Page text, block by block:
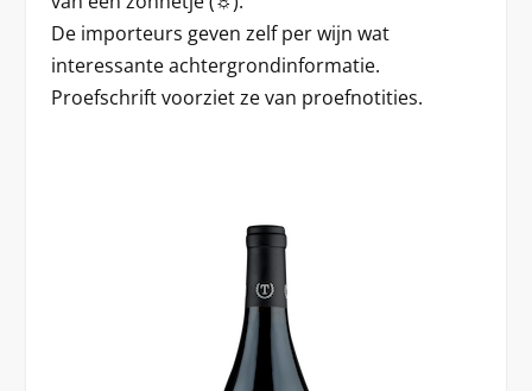
De importeurs geven zelf per wijn wat
interessante achtergrondinformatie.
Proefschrift voorziet ze van proefnotities.